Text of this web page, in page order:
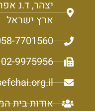
ארץ ישראל
7701560
02-9975956
אודות בית